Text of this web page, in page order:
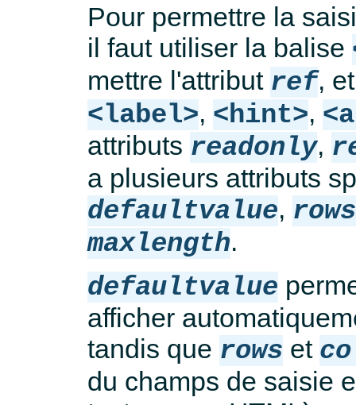
Pour permettre la
il faut utiliser la balise
mettre l'attribut ref,
<label>, <hint>,
attributs readonly,
a plusieurs attributs
defaultvalue, rows
maxlength.
defaultvalue
afficher
tandis que rows et
du champs de saisie